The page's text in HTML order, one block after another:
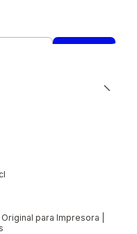
para Impresora |